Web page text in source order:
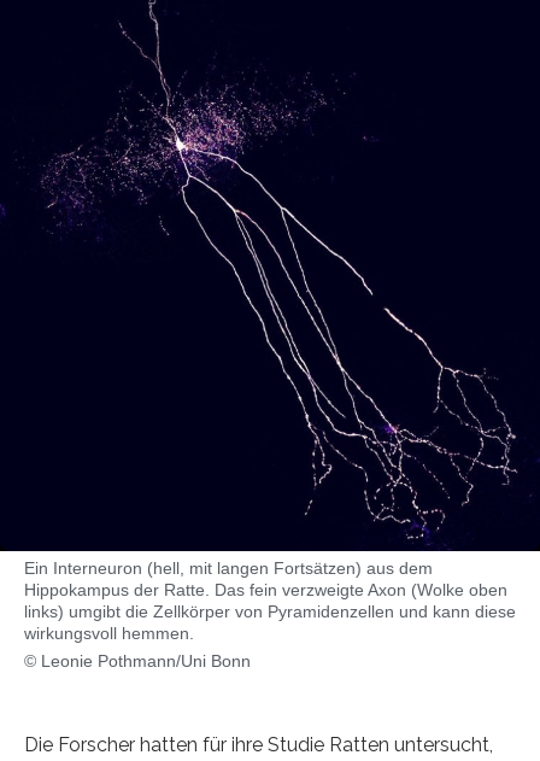
Ein Interneuron (hell, mit langen Fortsätzen) aus dem
Hippokampus der Ratte. Das fein verzweigte Axon (Wolke oben
links) umgibt die Zellkörper von Pyramidenzellen und kann diese
wirkungsvoll hemmen.
© Leonie Pothmann/Uni Bonn
Die Forscher hatten für ihre Studie Ratten untersucht,